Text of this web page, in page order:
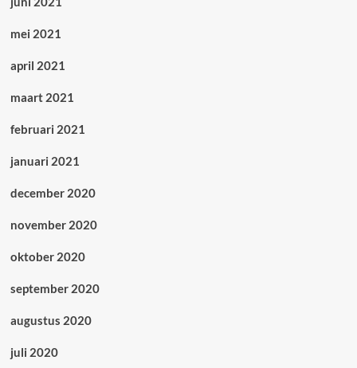
mei 2021
april 2021
maart 2021
februari 2021
januari 2021
december 2020
november 2020
oktober 2020
september 2020
augustus 2020
juli 2020